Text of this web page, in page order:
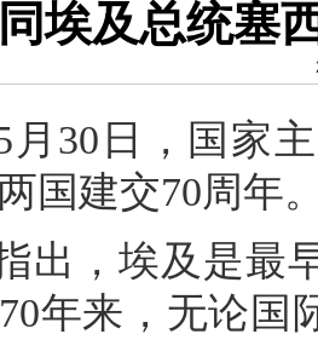
埃及总统塞
月30日，国家
国建交70周年
出，埃及是最
年来，无论国